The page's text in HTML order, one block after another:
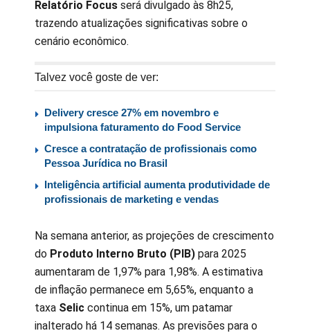
Relatório Focus será divulgado às 8h25,
trazendo atualizações significativas sobre o
cenário econômico.
Talvez você goste de ver:
Delivery cresce 27% em novembro e
impulsiona faturamento do Food Service
Cresce a contratação de profissionais como
Pessoa Jurídica no Brasil
Inteligência artificial aumenta produtividade de
profissionais de marketing e vendas
Na semana anterior, as projeções de crescimento
do Produto Interno Bruto (PIB) para 2025
aumentaram de 1,97% para 1,98%. A estimativa
de inflação permanece em 5,65%, enquanto a
taxa Selic continua em 15%, um patamar
inalterado há 14 semanas. As previsões para o